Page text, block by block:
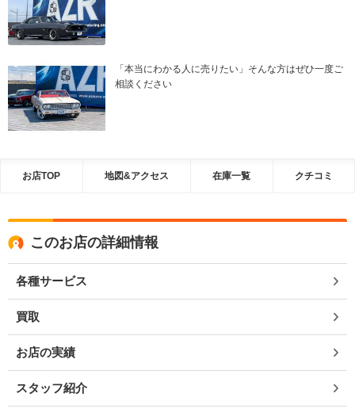
「本当にわかる人に売りたい」そんな方はぜひ一度ご
相談ください
お店TOP 地図&アクセス 在庫一覧 クチコミ
このお店の詳細情報
各種サービス
買取
お店の実績
スタッフ紹介